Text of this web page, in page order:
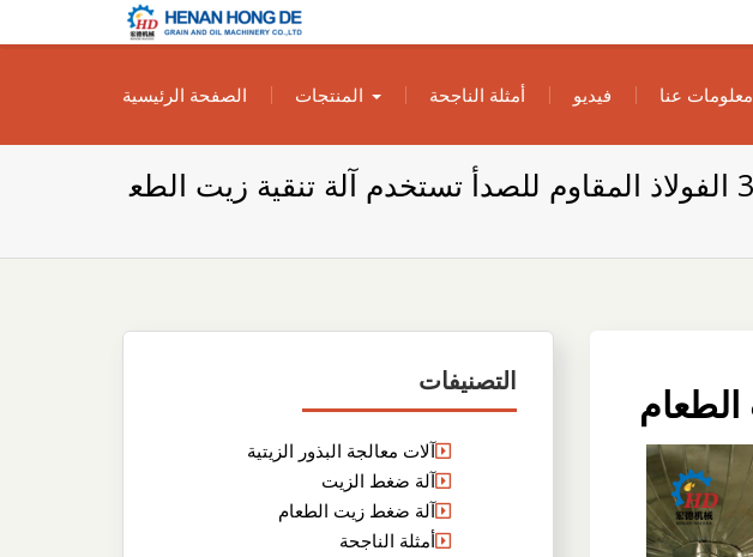
الزيوت النباتية
الخاص بك
الصفحة الرئيسية
المنتجات أمثلة الناجحة فيديو معلومات عنا
304 الفولاذ المقاوم للصدأ تستخدم آلة تنقية زيت الطع
التصنيفات
آلات معالجة البذور الزيتية
آلة ضغط الزيت
آلة ضغط زيت الطعام
أمثلة الناجحة